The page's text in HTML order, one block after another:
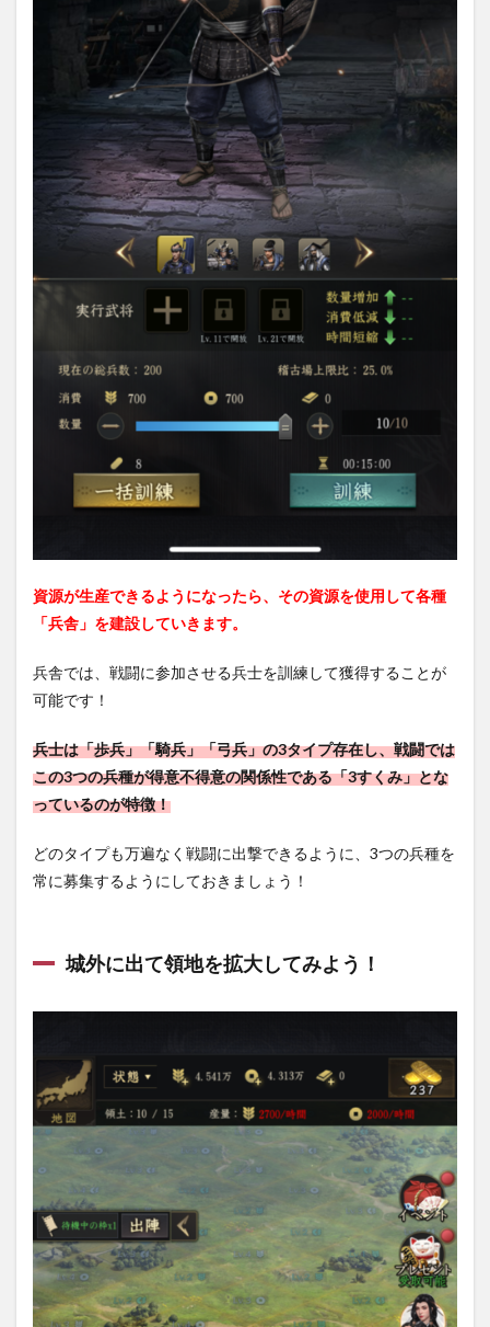
資源が生産できるようになったら、その資源を使用して各種
「兵舎」を建設していきます。
兵舎では、戦闘に参加させる兵士を訓練して獲得することが
可能です！
兵士は「歩兵」「騎兵」「弓兵」の3タイプ存在し、戦闘では
この3つの兵種が得意不得意の関係性である「3すくみ」とな
っているのが特徴！
どのタイプも万遍なく戦闘に出撃できるように、3つの兵種を
常に募集するようにしておきましょう！
城外に出て領地を拡大してみよう！